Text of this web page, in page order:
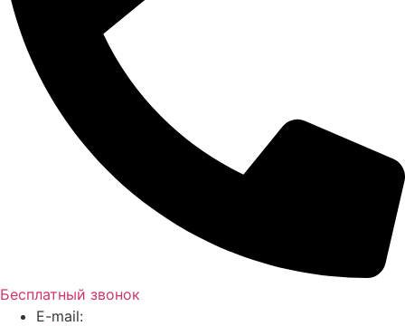
Бесплатный звонок
E-mail:
+7 (926) 472-49-02 (Анна)